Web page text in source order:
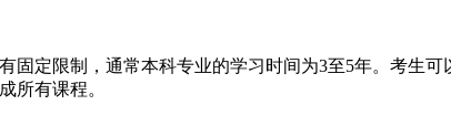
固定限制，通常本科专业的学习时间为3至5年。考生
所有课程。